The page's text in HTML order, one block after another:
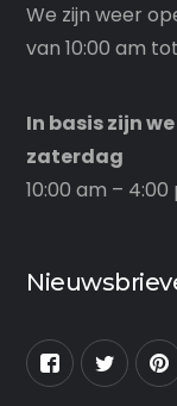
We zijn weer
van 10:00 am
In basis zijn
zaterdag
10:00 am – 4:00